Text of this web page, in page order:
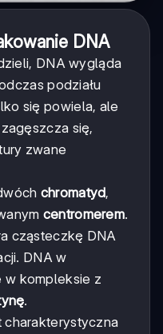
DNA
DNA wygląda
podziału
się powiela, ale
się,
zwane
chromatyd,
centromerem.
cząsteczkę DNA
DNA w
w kompleksie z
.
charakterystyczna